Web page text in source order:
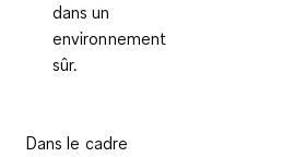
dans un
environnement
sûr.
Dans le cadre